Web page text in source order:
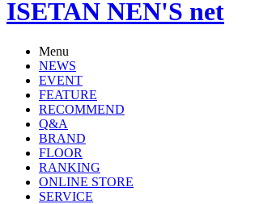
ISETAN NEN'S net
Menu
NEWS
EVENT
FEATURE
RECOMMEND
Q&A
BRAND
FLOOR
RANKING
ONLINE STORE
SERVICE